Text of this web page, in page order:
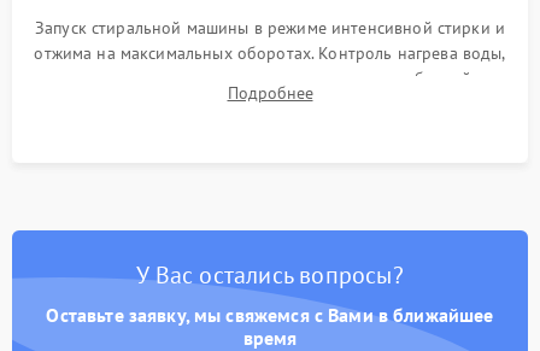
Запуск стиральной машины в режиме интенсивной стирки и
отжима на максимальных оборотах. Контроль нагрева воды,
корректности слива, отсутствия излишних вибраций,
посторонних стуков и протечек под корпусом.
Подробнее
У Вас остались вопросы?
Оставьте заявку, мы свяжемся с Вами в ближайшее
время